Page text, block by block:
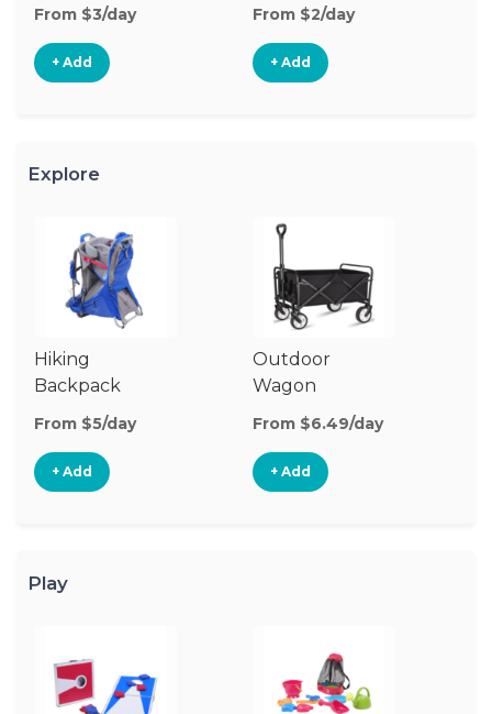
From $3/day
+ Add
From $2/day
+ Add
Explore
Hiking
Backpack
Carrier
From $5/day
+ Add
Outdoor
Wagon
From $6.49/day
+ Add
Play